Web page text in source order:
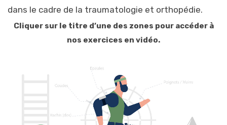
dans le cadre de la traumatologie et orthopédie.
Cliquer sur le titre d’une des zones pour accéder à
nos exercices en vidéo.